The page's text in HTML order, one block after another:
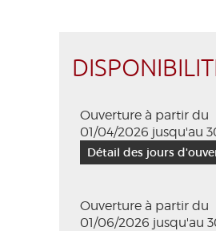
Ouverture à partir du
01/04/2026 jusqu'au
Ouverture à partir du
01/06/2026 jusqu'au